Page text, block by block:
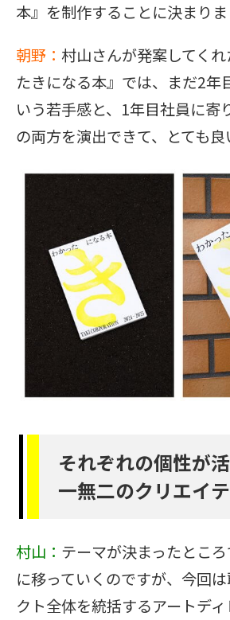
本』を制作することに決まりま
朝野： 村山さんが発案してく
たきになる本』では、まだ2年
いう若手感と、1年目社員に寄
の両方を演出できて、とても良
それぞれの個性が
一無二のクリエイ
村山： テーマが決まったとこ
に移っていくのですが、今回
クト全体を統括するアートディ